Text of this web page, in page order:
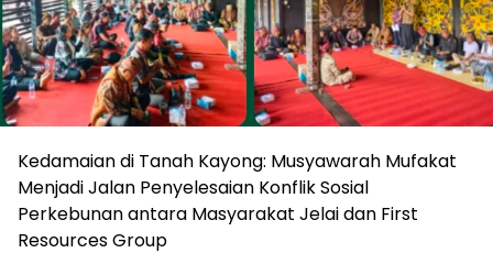
Kedamaian di Tanah Kayong: Musyawarah Mufakat
Menjadi Jalan Penyelesaian Konflik Sosial
Perkebunan antara Masyarakat Jelai dan First
Resources Group